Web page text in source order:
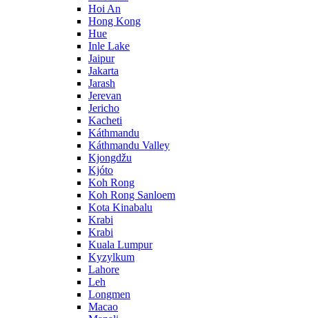
Hoi An
Hong Kong
Hue
Inle Lake
Jaipur
Jakarta
Jarash
Jerevan
Jericho
Kacheti
Káthmandu
Káthmandu Valley
Kjongdžu
Kjóto
Koh Rong
Koh Rong Sanloem
Kota Kinabalu
Krabi
Krabi
Kuala Lumpur
Kyzylkum
Lahore
Leh
Longmen
Macao